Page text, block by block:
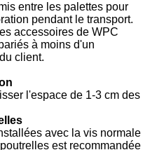
entre les palettes pour
pendant le transport.
accessoires de WPC
à moins d'un
client.
l'espace de 1-3 cm des
avec la vis normale
est recommandée